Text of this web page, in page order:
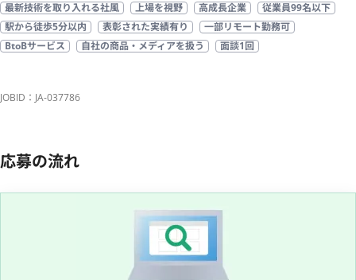
最新技術を取り入れる社風
上場を視野 高成長企業
従業員99名以下
駅から徒歩5分以内
表彰された実績有り
一部リモート勤務可
BtoBサービス
自社の商品・メディアを扱う 面談1回
JOBID：JA-037786
応募の流れ